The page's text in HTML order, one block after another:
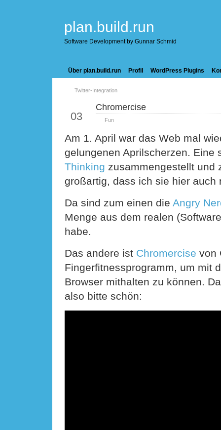
plan.build.run
Software Development by Gunnar Schmid
Über plan.build.run Profil WordPress Plugins
Twitter-Integration
03
Chromercise
Fun
Am 1. April war das Web mal
gelungenen Aprilscherzen.
Thinking zusammengestellt und
großartig, dass ich sie hier auch
Da sind zum einen die Angry
Menge aus dem realen
habe.
Das andere ist Chromercise von
Fingerfitnessprogramm, um mit
Browser mithalten zu können.
also bitte schön: